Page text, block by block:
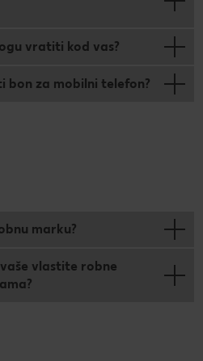
vratiti kod vas?
bon za mobilni telefon?
marku?
vlastite robne